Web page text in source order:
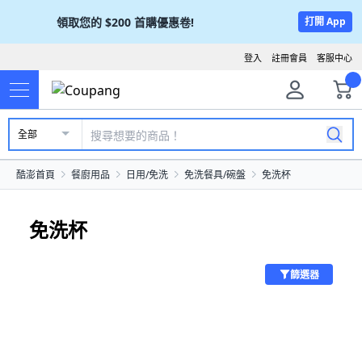
領取您的 $200 首購優惠卷! 打開 App
客服中心
註冊會員
登入
全部
酷澎首頁 餐廚用品 日用/免洗 免洗餐具/碗盤 免洗杯
免洗杯
篩選器